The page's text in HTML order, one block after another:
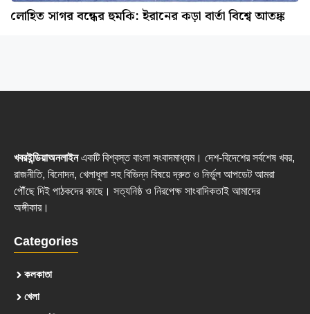
লোহিত সাগর বন্ধের হুমকি: ইরানের কড়া বার্তা বিশ্বে আতঙ্ক
খবরইন্ডিয়াঅনলাইনএকটি বিশ্বস্ত বাংলা সংবাদমাধ্যম। দেশ-বিদেশের সর্বশেষ খবর,
রাজনীতি, বিনোদন, খেলাধুলা সহ বিভিন্ন বিষয়ে দ্রুত ও নির্ভুল আপডেট আমরা
পৌঁছে দিই পাঠকদের কাছে। সত্যনিষ্ঠ ও নিরপেক্ষ সাংবাদিকতাই আমাদের
অঙ্গীকার।
Categories
কলকাতা
খেলা